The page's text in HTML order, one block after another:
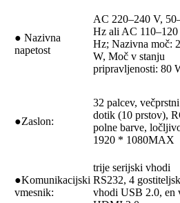
● Nazivna
napetost
AC 220–240 V,
Hz ali AC
Hz; Nazivna moč:
W, Moč v stanju
pripravljenosti: 80
●Zaslon:
32 palcev, večprstni
dotik (10 prstov),
polne barve,
1920 * 1080MAX
●Komunikacijski
vmesnik:
trije serijski vhodi
RS232, 4
vhodi USB 2.0, en